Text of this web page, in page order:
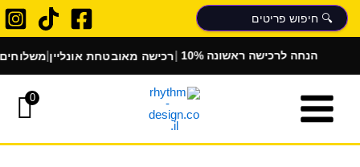
דילוג
לתוכן
משלוחים|רכישה מאובטחת אונליין | 10% הנחה לרכישה ראשונה
0